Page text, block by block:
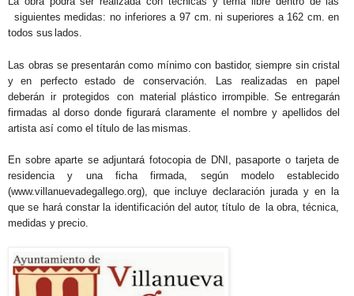
siguientes medidas: no inferiores a 97 cm. ni superiores a 162 cm. en
todos sus lados.
Las obrasse presentarán como mínimo con bastidor,siempre sin cristal
y en
perfecto estado de conservación. Las realizadas en
papel
deberán ir protegidos con material plástico irrompible. Se entregarán
firmadas al dorso donde figurará claramente el nombre y apellidos del
artista así como el título de las mismas.
En sobre aparte se adjuntará fotocopia de DNI, pasaporte o tarjeta de
residencia y
una ficha firmada, según modelo establecido
(www.villanuevadegallego.org), que incluye declaración jurada y en la
que se hará constar la identificación delautor,título de
la obra, técnica,
medidas y precio.